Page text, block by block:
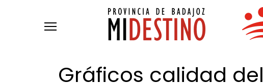
Pasar al contenido principal
Gráficos calidad del